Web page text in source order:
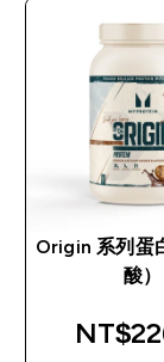
Origin 系列蛋
酸）